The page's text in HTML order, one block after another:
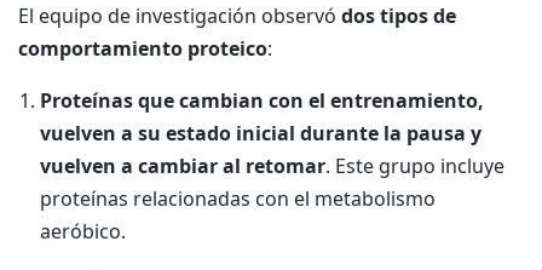
El equipo de investigación observó dos tipos de
comportamiento proteico:
Proteínas que cambian con el entrenamiento,
vuelven a su estado inicial durante la pausa y
vuelven a cambiar al retomar. Este grupo incluye
proteínas relacionadas con el metabolismo
aeróbico.